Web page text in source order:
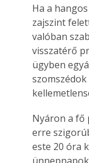
Ha a
zajszint
valóban
visszatérő
ügyben
Nyáron a fő
erre
este 20 óra